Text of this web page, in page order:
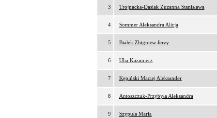
3 Trojnacka-Dasiak Zuzanna Stanisława
4 Sommer Aleksandra Alicja
5 Białek Zbigniew Jerzy
6 Uba Kazimierz
7 Kępiński Maciej Aleksander
8 Antoszczuk-Przybyła Aleksandra
9 Szypuła Maria